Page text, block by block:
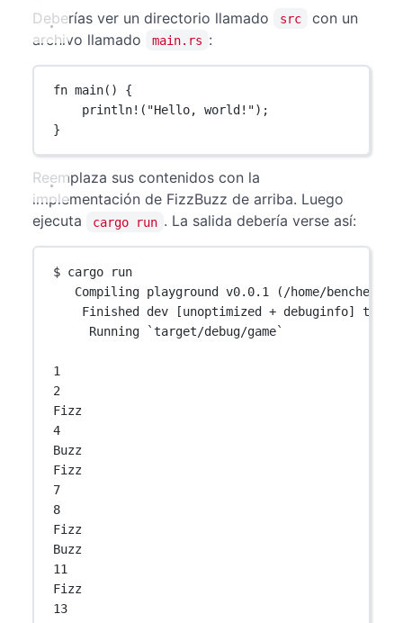
Deberías ver un directorio llamado src
con un
archivo llamado
main.rs :
fn main() {
println! ( "Hello, world!");
}
Reemplaza sus contenidos con la
implementación de FizzBuzz de arriba. Luego
ejecuta
cargo run . La salida debería verse así:
$ cargo run
Compiling playground v0.0.1 (/home/bencher)
Finished dev [unoptimized + debuginfo]
Running `target/debug/game`
1
2
Fizz
4
Buzz
Fizz
7
8
Fizz
Buzz
11
Fizz
13